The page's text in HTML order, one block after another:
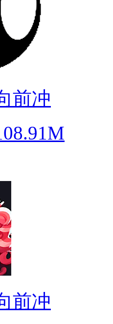
前冲
前冲